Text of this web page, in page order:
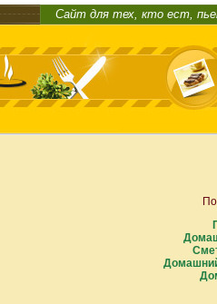
Сайт для тех, кто ест,